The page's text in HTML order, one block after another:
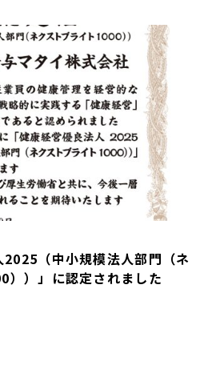
2025（中小規模法人部門（ネ
））」に認定されました